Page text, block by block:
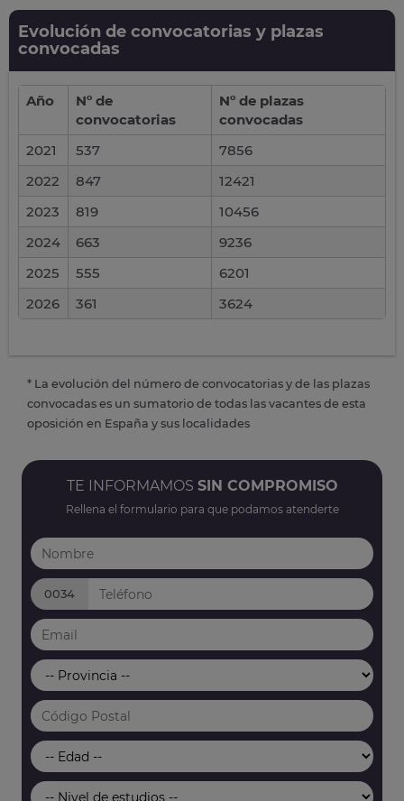
Evolución de convocatorias y plazas
convocadas
Año
Nº de
convocatorias
Nº de plazas
convocadas
2021
537
7856
2022
847
12421
2023
819
10456
2024
663
9236
2025
555
6201
2026
361 3624
* La evolución del número de convocatorias y de las plazas
convocadas es un sumatorio de todas las vacantes de esta
oposición en España y sus localidades
TE INFORMAMOS SIN COMPROMISO
Rellena el formulario para que podamos atenderte
0034